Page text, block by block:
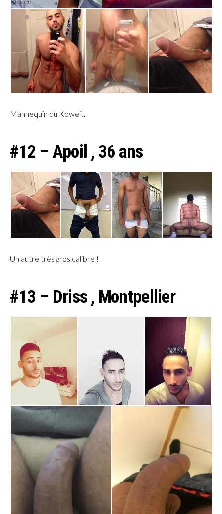
Mannequin du Koweit.
#12 – Apoil , 36 ans
Un autre très gros calibre !
#13 – Driss , Montpellier